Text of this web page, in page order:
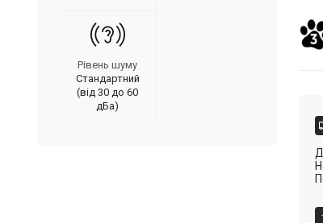
Рівень шуму
Стандартний
(від 30 до 60
дБа)